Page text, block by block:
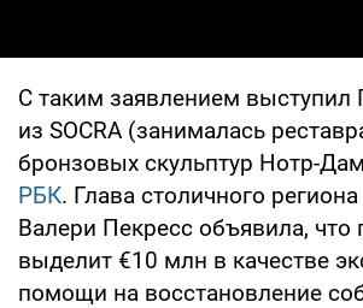
С таким заявлением выступил
из SOCRA (занималась
бронзовых скульптур Нотр-
РБК. Глава столичного
Валери Пекресс объявила, что
выделит €10 млн в качестве
помощи на восстановление